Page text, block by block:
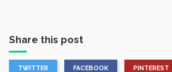
Share this post
TWITTER FACEBOOK PINTEREST